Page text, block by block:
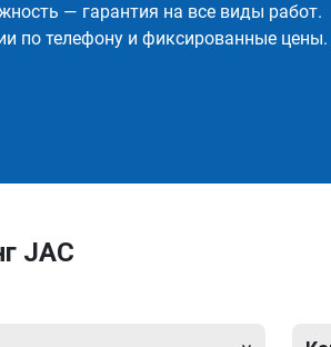
— гарантия на все виды работ.
по телефону и фиксированные цены.
JAC